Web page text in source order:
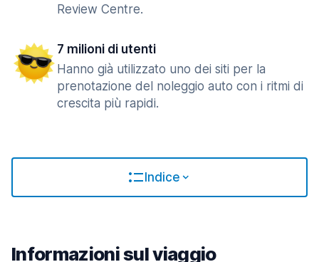
Review Centre.
7 milioni di utenti
Hanno già utilizzato uno dei siti per la
prenotazione del noleggio auto con i ritmi di
crescita più rapidi.
Indice
Informazioni sul viaggio